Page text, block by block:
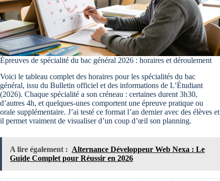
Épreuves de spécialité du bac général 2026 : horaires et déroulement
Voici le tableau complet des horaires pour les spécialités du bac
général, issu du Bulletin officiel et des informations de L’Étudiant
(2026). Chaque spécialité a son créneau : certaines durent 3h30,
d’autres 4h, et quelques-unes comportent une épreuve pratique ou
orale supplémentaire. J’ai testé ce format l’an dernier avec des élèves et
il permet vraiment de visualiser d’un coup d’œil son planning.
A lire également : Alternance Développeur Web Nexa : Le
Guide Complet pour Réussir en 2026